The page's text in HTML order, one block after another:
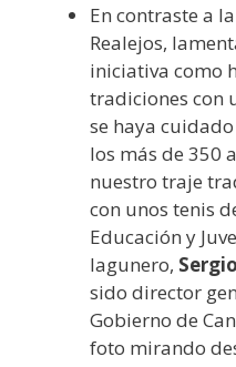
En contraste a
Realejos,
iniciativa como
tradiciones con
se haya
los más de 350
nuestro traje
con unos tenis
Educación y
lagunero,
sido director
Gobierno de
foto mirando